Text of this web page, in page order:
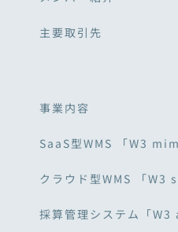
主要取引先
事業内容
SaaS型WMS 「W3
クラウド型WMS 「W3
採算管理システム「